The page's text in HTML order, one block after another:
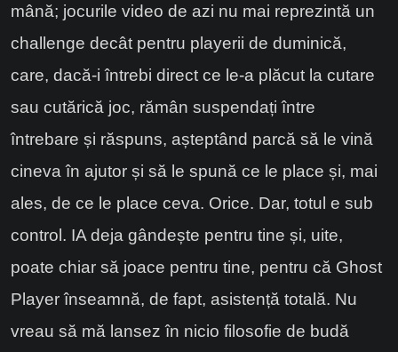
mână; jocurile video de azi nu mai reprezintă un
challenge decât pentru playerii de duminică,
care, dacă-i întrebi direct ce le-a plăcut la cutare
sau cutărică joc, rămân suspendați între
întrebare și răspuns, așteptând parcă să le vină
cineva în ajutor și să le spună ce le place și, mai
ales, de ce le place ceva. Orice. Dar, totul e sub
control. IA deja gândește pentru tine și, uite,
poate chiar să joace pentru tine, pentru că Ghost
Player înseamnă, de fapt, asistență totală. Nu
vreau să mă lansez în nicio filosofie de budă